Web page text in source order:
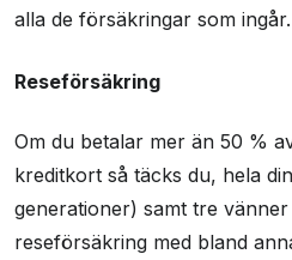
alla de försäkringar som ingår.
Reseförsäkring
Om du betalar mer än 50 %
kreditkort så täcks du, hela
generationer) samt tre
reseförsäkring med bland